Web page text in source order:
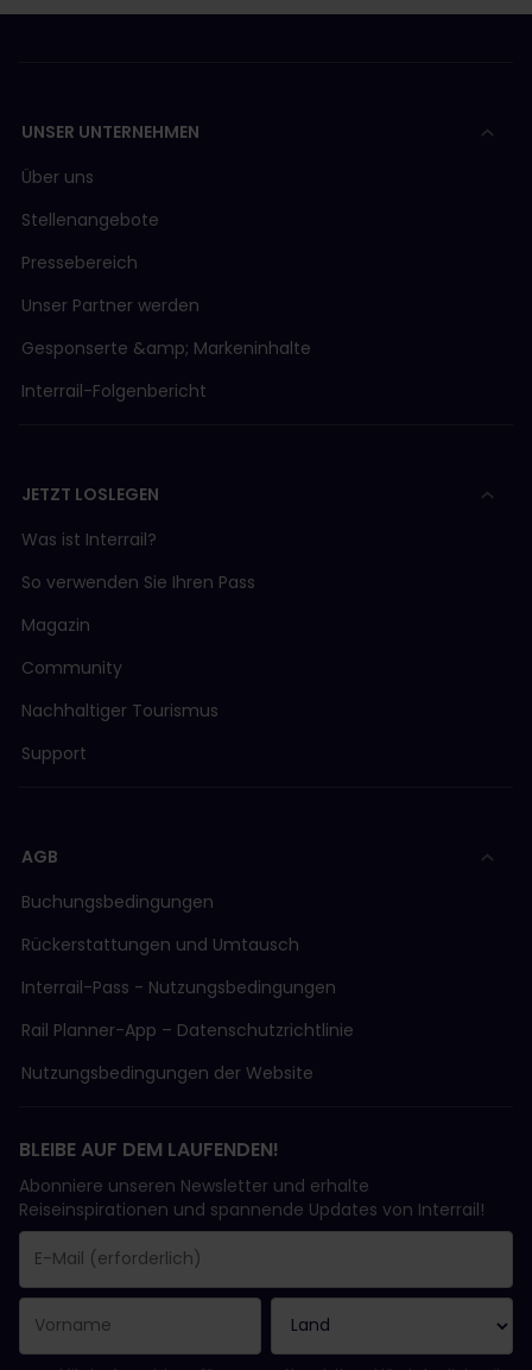
UNSER UNTERNEHMEN
Über uns
Stellenangebote
Pressebereich
Unser Partner werden
Gesponserte &amp; Markeninhalte
Interrail-Folgenbericht
JETZT LOSLEGEN
Was ist Interrail?
So verwenden Sie Ihren Pass
Magazin
Community
Nachhaltiger Tourismus
Support
AGB
Buchungsbedingungen
Rückerstattungen und Umtausch
Interrail-Pass - Nutzungsbedingungen
Rail Planner-App – Datenschutzrichtlinie
Nutzungsbedingungen der Website
BLEIBE AUF DEM LAUFENDEN!
Abonniere unseren Newsletter und erhalte
Reiseinspirationen und spannende Updates von Interrail!